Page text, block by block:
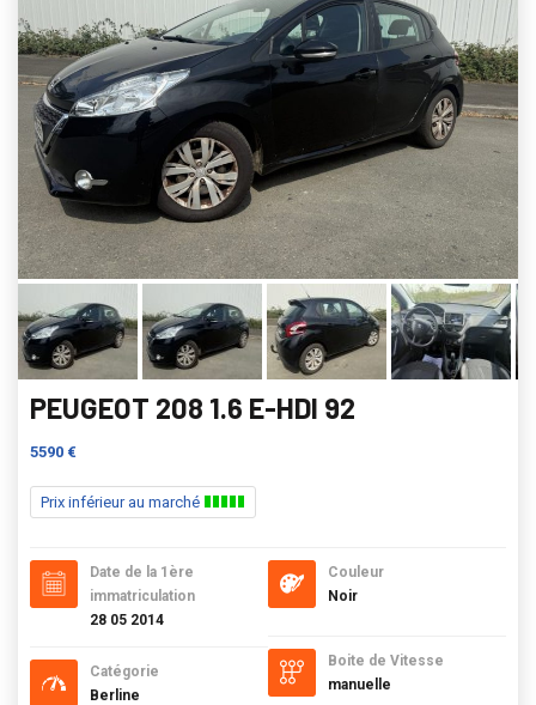
PEUGEOT 208 1.6 E-HDI 92
5590 €
Prix inférieur au marché
Date de la 1ère
immatriculation
28 05 2014
Catégorie
Berline
Couleur
Noir
Boite de Vitesse
manuelle